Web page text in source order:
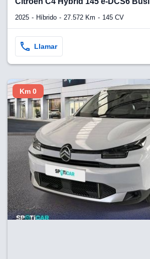
2025 Híbrido 27.572 Km 145 CV
Llamar
Km 0